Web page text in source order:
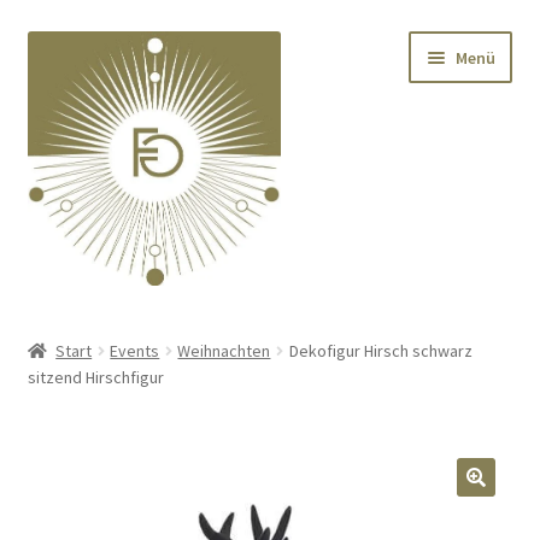
Navigation
springen
springen
Menü
Deko
öffnen
Start Events Weihnachten
Dekofigur Hirsch schwarz
sitzend Hirschfigur